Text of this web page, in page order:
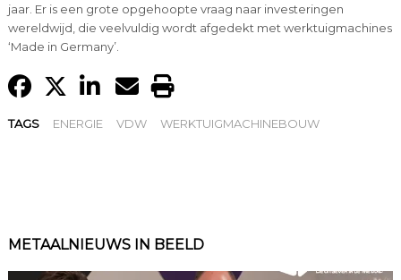
jaar. Er is een grote opgehoopte vraag naar investeringen
wereldwijd, die veelvuldig wordt afgedekt met werktuigmachines
‘Made in Germany’.
TAGS ENERGIE VDW WERKTUIGMACHINEBOUW
METAALNIEUWS IN BEELD